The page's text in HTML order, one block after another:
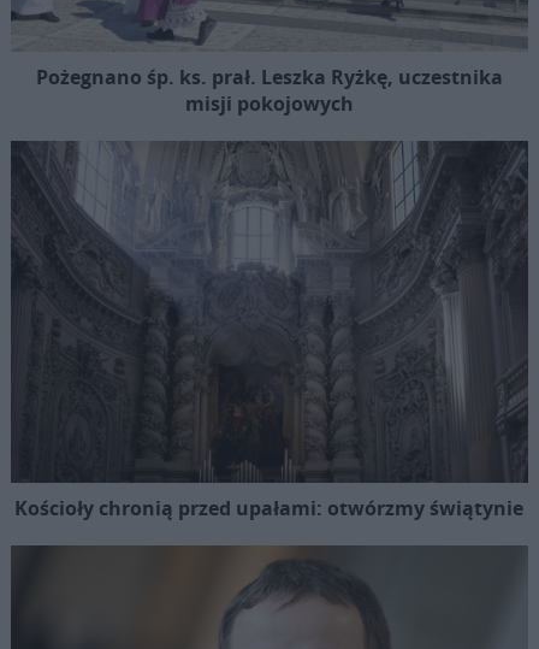
Pożegnano śp. ks. prał. Leszka Ryżkę, uczestnika
misji pokojowych
Kościoły chronią przed upałami: otwórzmy świątynie